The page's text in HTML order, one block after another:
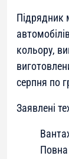
Підрядник
кольору,
серпня по
Заявлені
Повна